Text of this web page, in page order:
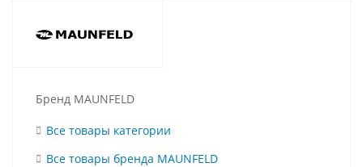
Бренд MAUNFELD
Все товары категории
Все товары бренда MAUNFELD